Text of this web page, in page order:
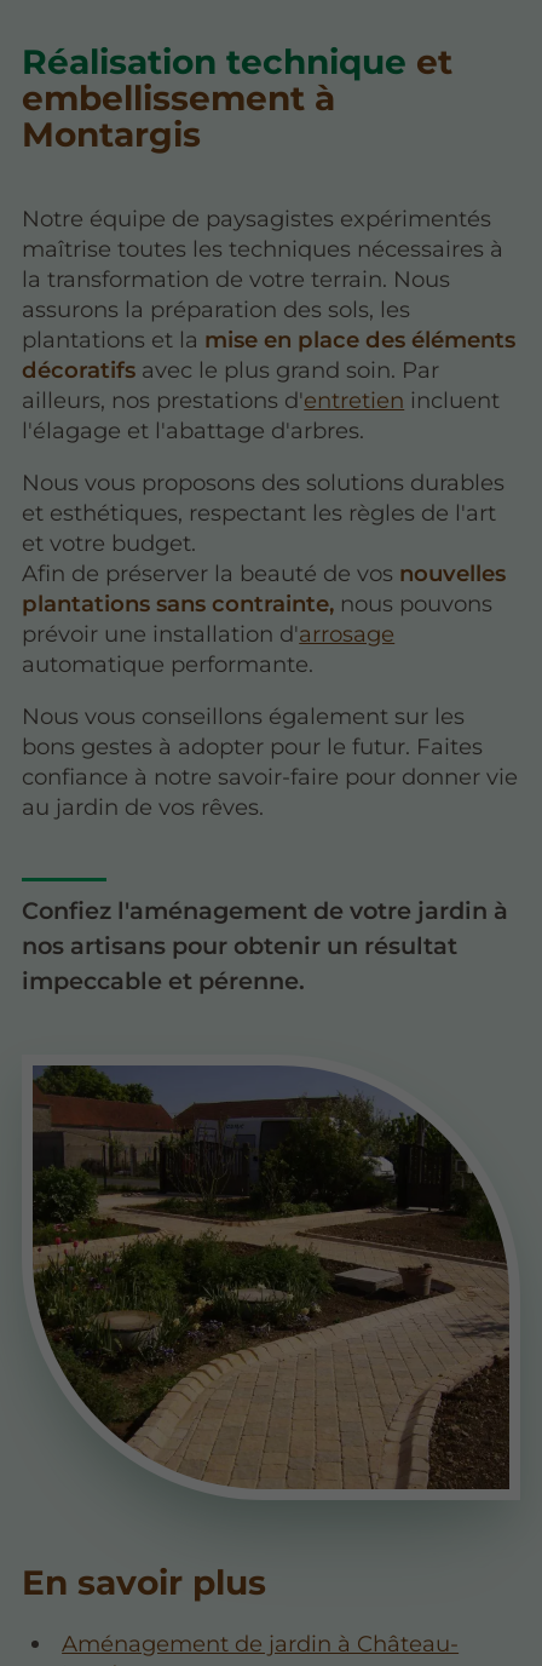
Réalisation technique et
embellissement à
Montargis
Notre équipe de paysagistes expérimentés
maîtrise toutes les techniques nécessaires à
la transformation de votre terrain. Nous
assurons la préparation des sols, les
plantations et la mise en place des éléments
décoratifs avec le plus grand soin. Par
ailleurs, nos prestations d'entretien incluent
l'élagage et l'abattage d'arbres.
Nous vous proposons des solutions durables
et esthétiques, respectant les règles de l'art
et votre budget.
Afin de préserver la beauté de vos nouvelles
plantations sans contrainte, nous pouvons
prévoir une installation d'arrosage
automatique performante.
Nous vous conseillons également sur les
bons gestes à adopter pour le futur. Faites
confiance à notre savoir-faire pour donner vie
au jardin de vos rêves.
Confiez l'aménagement de votre jardin à
nos artisans pour obtenir un résultat
impeccable et pérenne.
En savoir plus
Aménagement de jardin à Château-